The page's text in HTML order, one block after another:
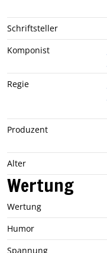
Schriftsteller
Komponist
Regie
Produzent
Alter
Wertung
Wertung
Humor
Spannung